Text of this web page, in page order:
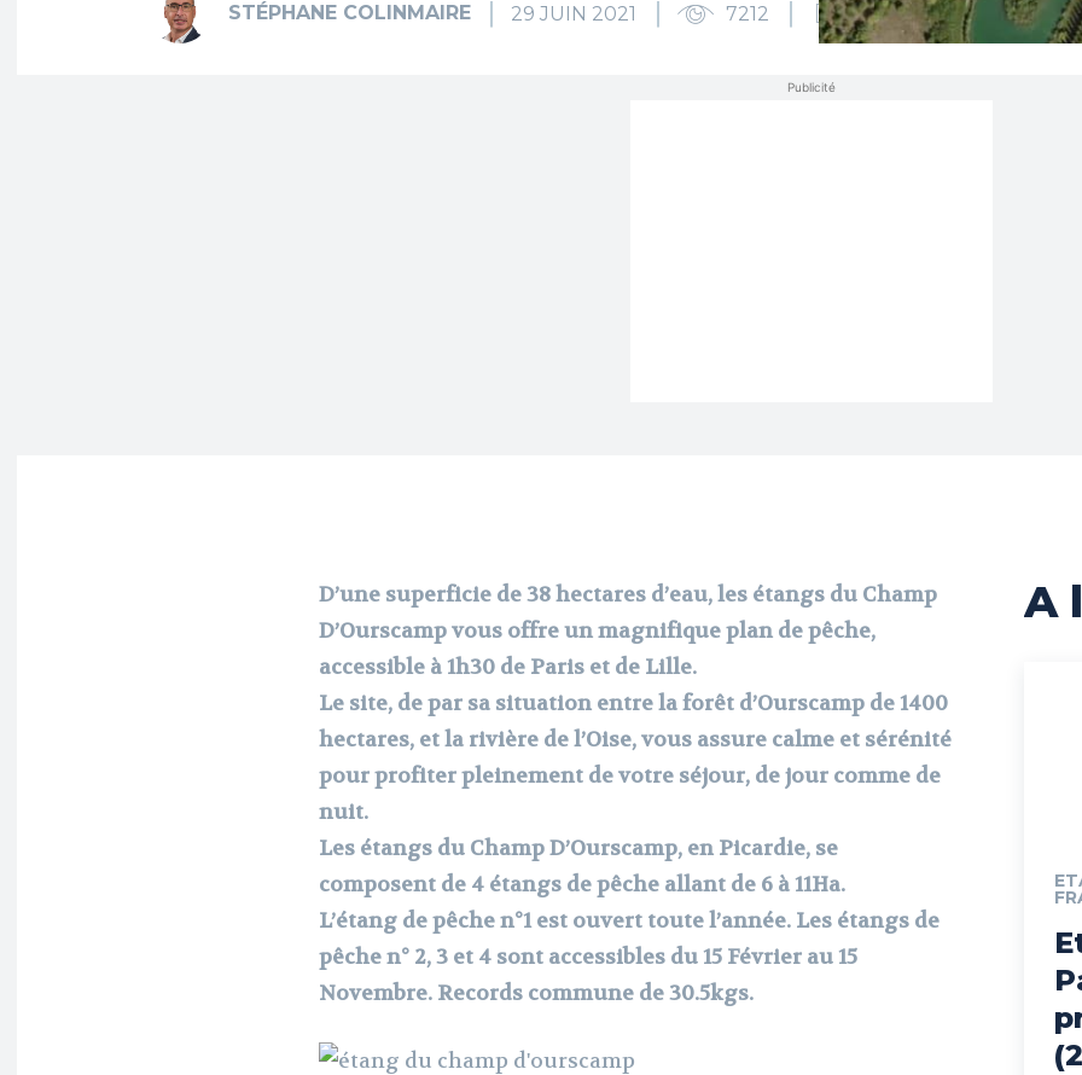
STÉPHANE COLINMAIRE 29 JUIN 2021 7212 0
Publicité
D’une superficie de 38 hectares d’eau, les étangs du Champ
D’Ourscamp vous offre un magnifique plan de pêche,
accessible à 1h30 de Paris et de Lille.
Le site, de par sa situation entre la forêt d’Ourscamp de 1400
hectares, et la rivière de l’Oise, vous assure calme et sérénité
pour profiter pleinement de votre séjour, de jour comme de
nuit.
Les étangs du Champ D’Ourscamp, en Picardie, se
composent de 4 étangs de pêche allant de 6 à 11Ha.
L’étang de pêche n°1 est ouvert toute l’année. Les étangs de
pêche n° 2, 3 et 4 sont accessibles du 15 Février au 15
Novembre. Records commune de 30.5kgs.
A